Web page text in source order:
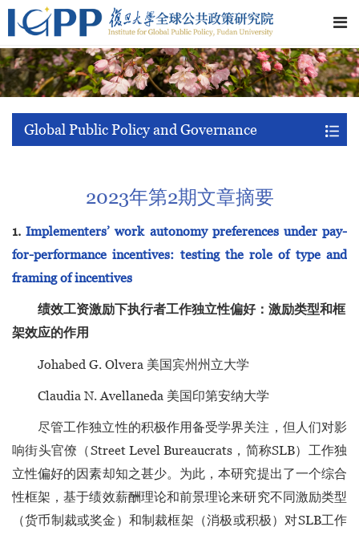
Global Public Policy and Governance
2023年第2期文章摘要
1.Implementers’ work autonomy preferences under pay-
for-performance incentives: testing the role of type and
framing of incentives
绩效工资激励下执行者工作独立性偏好：激励类型和框
架效应的作用
Johabed G. Olvera 美国宾州州立大学
Claudia N. Avellaneda 美国印第安纳大学
尽管工作独立性的积极作用备受学界关注，但人们对影
响街头官僚（Street Level Bureaucrats，简称SLB）工作独
立性偏好的因素却知之甚少。为此，本研究提出了一个综合
性框架，基于绩效薪酬理论和前景理论来研究不同激励类型
（货币制裁或奖金）和制裁框架（消极或积极）对SLB工作